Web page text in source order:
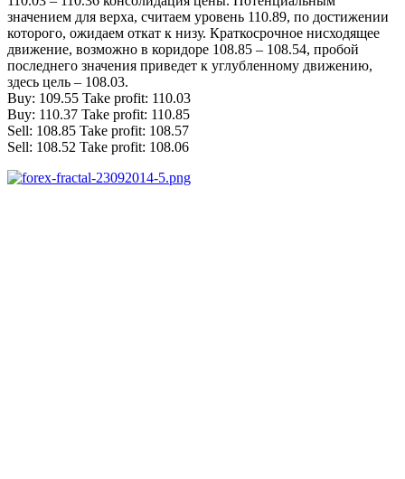
значением для верха, считаем уровень 110.89, по достижении
которого, ожидаем откат к низу. Краткосрочное нисходящее
движение, возможно в коридоре 108.85 – 108.54, пробой
последнего значения приведет к углубленному движению,
здесь цель – 108.03.
Buy: 109.55 Take profit: 110.03
Buy: 110.37 Take profit: 110.85
Sell: 108.85 Take profit: 108.57
Sell: 108.52 Take profit: 108.06